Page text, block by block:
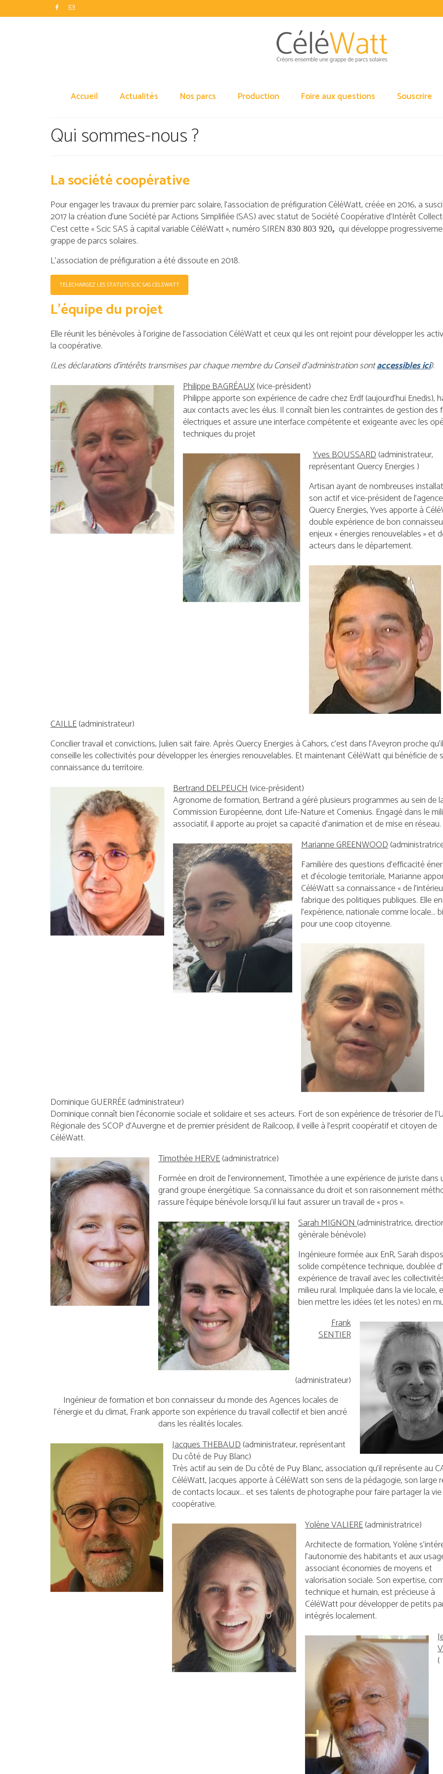
Accueil Actualités Nos parcs Production Foire aux questions Souscrire
Qui sommes-nous ?
La société coopérative
Pour engager les travaux du premier parc solaire, l’association de préfiguration CéléWatt, créée en 2016, a
2017 la création d’une Société par Actions Simplifiée (SAS) avec statut de Société Coopérative d’Intérêt
C’est cette « Scic SAS à capital variable CéléWatt », numéro SIREN 830 803 920, qui développe
grappe de parcs solaires.
L’association de préfiguration a été dissoute en 2018.
TELECHARGEZ LES STATUTS SCIC SAS CELEWATT
L’équipe du projet
Elle réunit les bénévoles à l’origine de l’association CéléWatt et ceux qui les ont rejoint pour développer les
la coopérative.
(Les déclarations d’intérêts transmises par chaque membre du Conseil d’administration sontaccessibles ici).
Philippe BAGRÉAUX(vice-président)
Philippe apporte son expérience de cadre chez Erdf (aujourd’hui Enedis),
aux contacts avec les élus. Il connaît bien les contraintes de gestion des
électriques et assure une interface compétente et exigeante avec les
techniques du projet
Yves BOUSSARD(administrateur,
représentant Quercy Energies )
Artisan ayant de nombreuses
son actif et vice-président de
Quercy Energies, Yves apporte à
double expérience de bon
enjeux « énergies renouvelables » et
acteurs dans le département.
CAILLE(administrateur)
Concilier travail et convictions, Julien sait faire. Après Quercy Energies à Cahors, c’est dans l’Aveyron proche qu’il
conseille les collectivités pour développer les énergies renouvelables. Et maintenant CéléWatt qui bénéficie de
connaissance du territoire.
Bertrand DELPEUCH(vice-président)
Agronome de formation, Bertrand a géré plusieurs programmes au sein de
Commission Européenne, dont Life-Nature et Comenius. Engagé dans le
associatif, il apporte au projet sa capacité d’animation et de mise en réseau.
Marianne GREENWOOD
Familière des questions d’efficacité
et d’écologie territoriale, Marianne
CéléWatt sa connaissance « de
fabrique des politiques publiques. Elle
l’expérience, nationale comme locale…
pour une coop citoyenne.
Dominique GUERRÉE (administrateur)
Dominique connaît bien l’économie sociale et solidaire et ses acteurs. Fort de son expérience de trésorier de
Régionale des SCOP d’Auvergne et de premier président de Railcoop, il veille à l’esprit coopératif et citoyen de
CéléWatt.
Timothée HERVE(administratrice)
Formée en droit de l’environnement, Timothée a une expérience de juriste dans
grand groupe énergétique. Sa connaissance du droit et son raisonnement
rassure l’équipe bénévole lorsqu’il lui faut assurer un travail de « pros ».
Sarah MIGNON(administratrice,
générale bénévole)
Ingénieure formée aux EnR, Sarah
solide compétence technique, doublée
expérience de travail avec les
milieu rural. Impliquée dans la vie locale,
bien mettre les idées (et les notes) en
Frank
SENTIER
(administrateur)
Ingénieur de formation et bon connaisseur du monde des Agences locales de
l’énergie et du climat, Frank apporte son expérience du travail collectif et bien ancré
dans les réalités locales.
Jacques THEBAUD(administrateur, représentant
Du côté de Puy Blanc)
Très actif au sein de Du côté de Puy Blanc, association qu’il représente au
CéléWatt, Jacques apporte à CéléWatt son sens de la pédagogie, son large
de contacts locaux… et ses talents de photographe pour faire partager la
coopérative.
Yolène VALIERE(administratrice)
Architecte de formation, Yolène
l’autonomie des habitants et aux
associant économies de moyens et
valorisation sociale. Son expertise,
technique et humain, est précieuse à
CéléWatt pour développer de petits
intégrés localement.
(